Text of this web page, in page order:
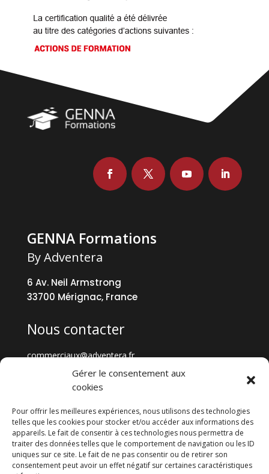
Gérer le consentement aux
cookies
Pour offrir les meilleures expériences, nous utilisons des technologies
telles que les cookies pour stocker et/ou accéder aux informations des
appareils. Le fait de consentir à ces technologies nous permettra de
traiter des données telles que le comportement de navigation ou les ID
uniques sur ce site. Le fait de ne pas consentir ou de retirer son
consentement peut avoir un effet négatif sur certaines caractéristiques
GENNA Formations
By Adventera
6 Av. Neil Armstrong
33700 Mérignac, France
Nous contacter
commerciaux@adventera.fr
+33 5 57 35 73 73
Tout GENNA
GENNA Formations
Cybersécurité
Data